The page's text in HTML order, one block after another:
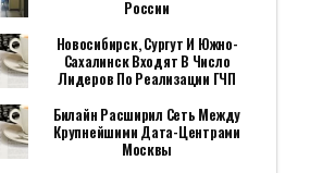
России
Новосибирск, Сургут И Южно-
Сахалинск Входят В Число
Лидеров По Реализации ГЧП
Билайн Расширил Сеть Между
Крупнейшими Дата-Центрами
Москвы